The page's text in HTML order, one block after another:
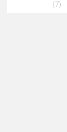
(7)